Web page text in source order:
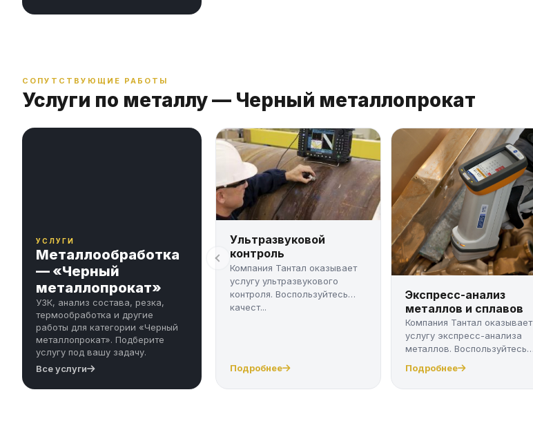
СОПУТСТВУЮЩИЕ РАБОТЫ
Услуги по металлу — Черный металлопрокат
УСЛУГИ
Металлообработка
— «Черный
металлопрокат»
УЗК, анализ состава, резка,
термообработка и другие
работы для категории «Черный
металлопрокат». Подберите
услугу под вашу задачу.
Все услуги
Ультразвуковой
контроль
Компания Тантал оказывает
услугу ультразвукового
контроля. Воспользуйтесь
качест...
Подробнее
Экспресс-анализ
металлов и сплавов
Компания Тантал оказывает
услугу экспресс-анализа
металлов. Воспользуйтесь
Подробнее